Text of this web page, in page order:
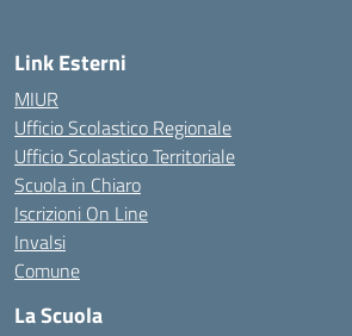
Link Esterni
MIUR
Ufficio Scolastico Regionale
Ufficio Scolastico Territoriale
Scuola in Chiaro
Iscrizioni On Line
Invalsi
Comune
La Scuola